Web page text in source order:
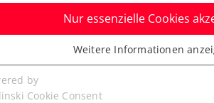
Schwärzler
Sieger
Nur essenzielle Cookies
Cookies werden für grundlegende
benötigt. Dadurch ist gewährleistet,
Weitere Informationen
by
Cookie Consent